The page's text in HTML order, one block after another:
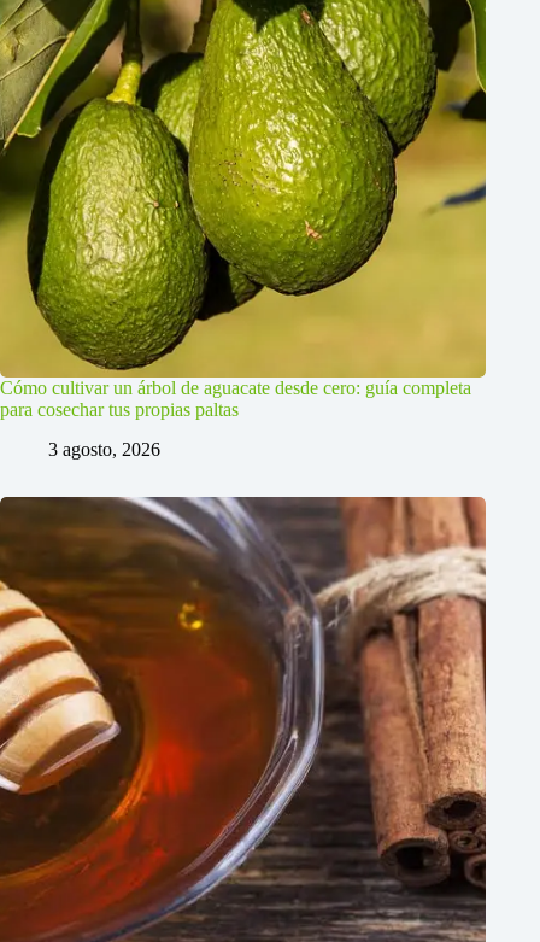
Cómo cultivar un árbol de aguacate desde cero: guía completa
para cosechar tus propias paltas
3 agosto, 2026